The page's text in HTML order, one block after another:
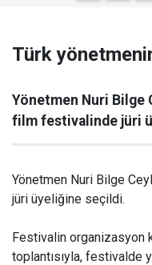
Türk
Yönetmen Nuri Bilge
film festivalinde jüri
Yönetmen Nuri Bilge
jüri üyeliğine seçildi.
Festivalin organizasyon
toplantısıyla, festivalde